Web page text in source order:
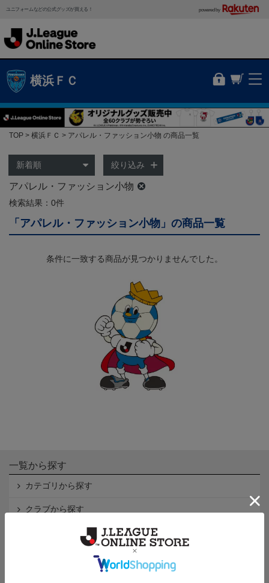
ユニフォームなどの公式グッズが買える！ powered by
横浜ＦＣ
TOP 横浜ＦＣ アパレル・ファッション小物 の商品一覧
絞り込み
アパレル・ファッション小物
検索結果：0件
「アパレル・ファッション小物」の商品一覧
条件に一致する商品が見つかりませんでした。
一覧から探す
カテゴリから探す
クラブから探す
Ｊ2
インフォメーション